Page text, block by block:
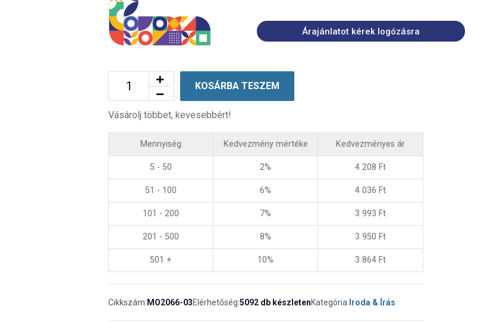
Árajánlatot kérek logózásra
KOSÁRBA TESZEM
Vásárolj többet, kevesebbért!
Mennyiség Kedvezmény mértéke Kedvezményes ár
5 - 50 2% 4 208 Ft
51 - 100 6% 4 036 Ft
101 - 200 7% 3 993 Ft
201 - 500 8% 3 950 Ft
501 + 10% 3 864 Ft
Cikkszám: MO2066-03Elérhetőség:5092 db készletenKategória: Iroda & Írás